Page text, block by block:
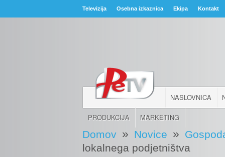
Televizija Osebna izkaznica Ekipa Kontakt
NASLOVNICA
PRODUKCIJA MARKETING
Domov » Novice »
lokalnega podjetništva